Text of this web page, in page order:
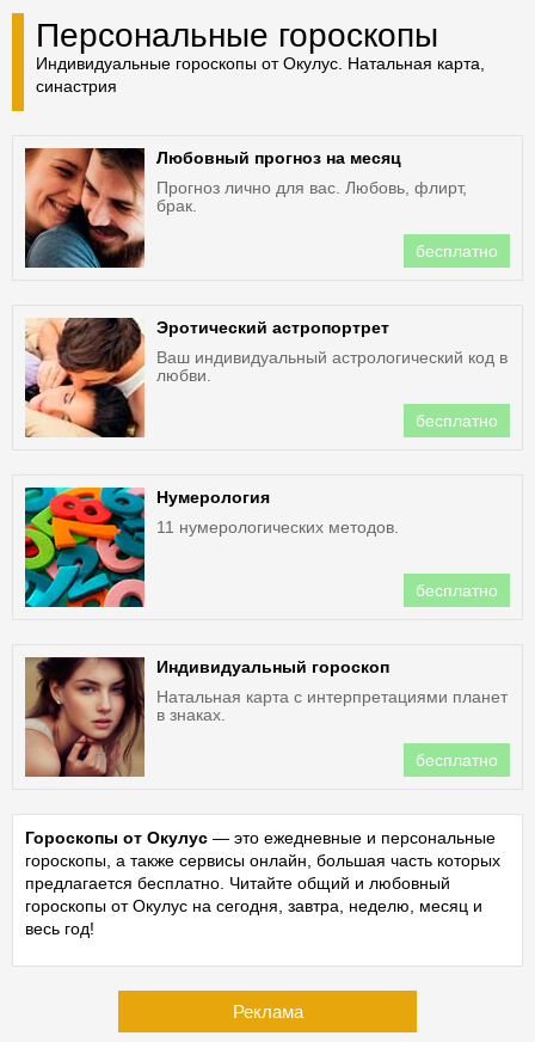
Персональные гороскопы
Индивидуальные гороскопы от Окулус. Натальная карта,
синастрия
Любовный прогноз на месяц
Прогноз лично для вас. Любовь, флирт,
брак.
бесплатно
Эротический астропортрет
Ваш индивидуальный астрологический код в
любви.
бесплатно
Нумерология
11 нумерологических методов.
бесплатно
Индивидуальный гороскоп
Натальная карта с интерпретациями планет
в знаках.
бесплатно
Гороскопы от Окулус — это ежедневные и персональные
гороскопы, а также сервисы онлайн, большая часть которых
предлагается бесплатно. Читайте общий и любовный
гороскопы от Окулус на сегодня, завтра, неделю, месяц и
весь год!
Реклама